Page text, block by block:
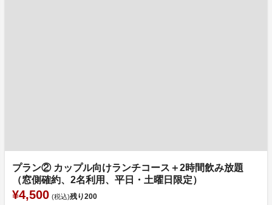
プラン② カップル向けランチコース＋2時間飲み放題
（窓側確約、2名利用、平日・土曜日限定）
¥4,500 (税込)残り200